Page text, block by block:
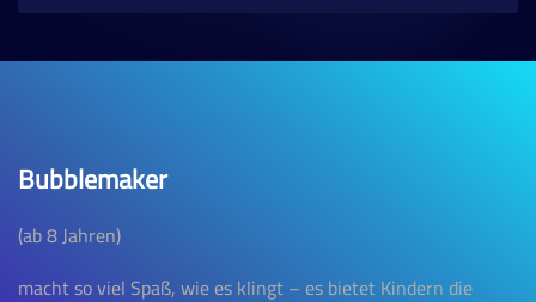
Bubblemaker
(ab 8 Jahren)
macht so viel Spaß, wie es klingt – es bietet Kindern die